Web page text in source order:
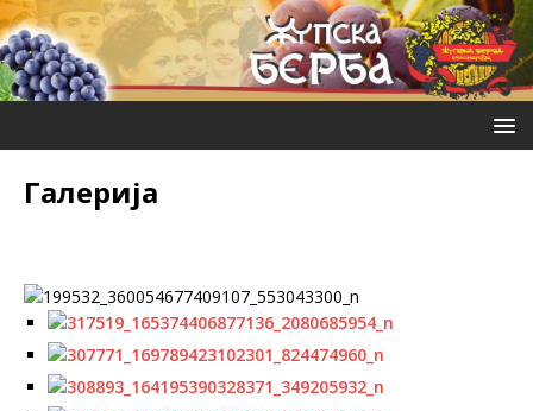
Галерија